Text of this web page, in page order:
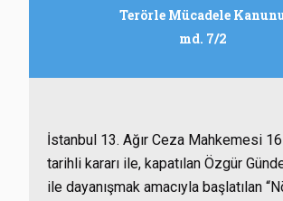
Terörle Mücadele
md. 7/2
İstanbul 13. Ağır Ceza Mahkemesi
tarihli kararı ile, kapatılan Özgür
ile dayanışmak amacıyla başlatılan